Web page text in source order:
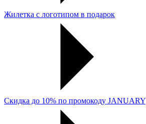
Жилетка с логотипом в подарок
Скидка до 10% по промокоду JANUARY